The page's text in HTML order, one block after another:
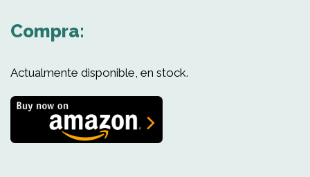
Compra:
Actualmente disponible, en stock.